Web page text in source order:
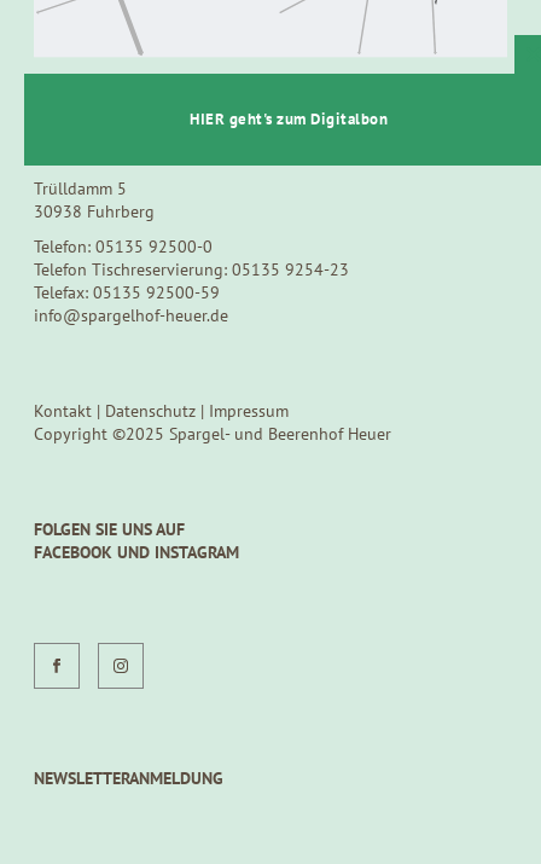
Trülldamm 5
30938 Fuhrberg
Telefon: 05135 92500-0
Telefon Tischreservierung: 05135 9254-23
Telefax: 05135 92500-59
info@spargelhof-heuer.de
Kontakt | Datenschutz | Impressum
Copyright ©2025 Spargel- und Beerenhof Heuer
FOLGEN SIE UNS AUF
FACEBOOK UND INSTAGRAM
NEWSLETTERANMELDUNG
HIER geht's zum Digitalbon